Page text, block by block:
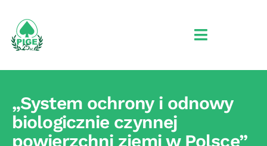
„System ochrony i odnowy
biologicznie czynnej
powierzchni ziemi w Polsce”